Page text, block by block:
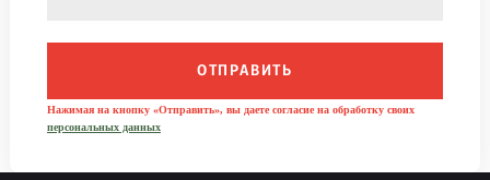
ОТПРАВИТЬ
Нажимая на кнопку «Отправить», вы даете согласие на обработку своих
персональных данных